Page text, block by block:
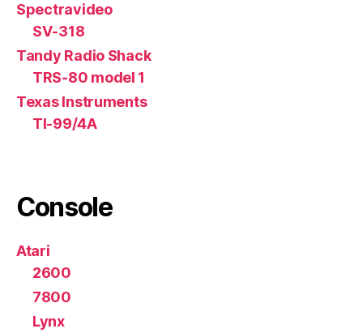
Spectravideo
SV-318
Tandy Radio Shack
TRS-80 model 1
Texas Instruments
TI-99/4A
Console
Atari
2600
7800
Lynx